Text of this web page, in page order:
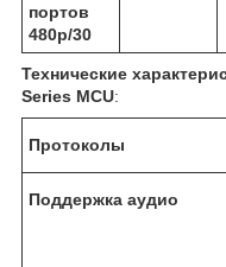
портов
480р/30
Технические
Series MCU:
Протоколы
Поддержка аудио